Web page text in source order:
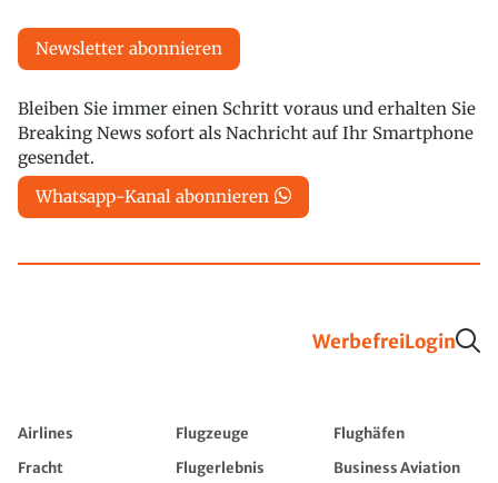
Newsletter abonnieren
Bleiben Sie immer einen Schritt voraus und erhalten Sie
Breaking News sofort als Nachricht auf Ihr Smartphone
gesendet.
Whatsapp-Kanal abonnieren
WerbefreiLogin
Airlines Flugzeuge
Flughäfen
Fracht
Flugerlebnis
Business Aviation